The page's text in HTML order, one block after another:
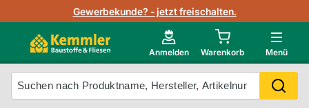
Gewerbekunde? - jetzt freischalten.
Anmelden Warenkorb Menü
Lagerbestand in Echtzeit
Nutzerverwaltung
Photovoltaik Konfigurator
Neu im Onlineshop?
Mein Konto